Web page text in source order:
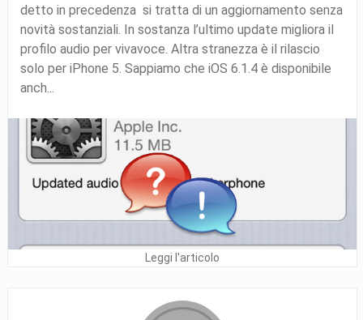
detto in precedenza si tratta di un aggiornamento senza
novità sostanziali. In sostanza l’ultimo update migliora il
profilo audio per vivavoce. Altra stranezza è il rilascio
solo per iPhone 5. Sappiamo che iOS 6.1.4 è disponibile
anch...
Leggi l'articolo